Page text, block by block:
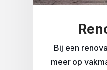
Bij een
meer op